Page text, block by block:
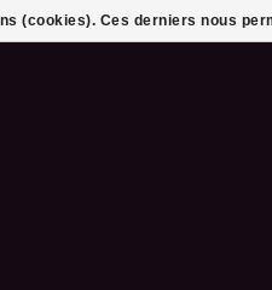
(cookies). Ces derniers nous